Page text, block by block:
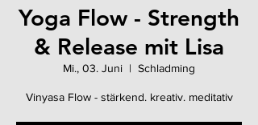
Yoga Flow - Strength
& Release mit Lisa
Mi., 03. Juni
  |
Schladming
Vinyasa Flow - stärkend. kreativ. meditativ